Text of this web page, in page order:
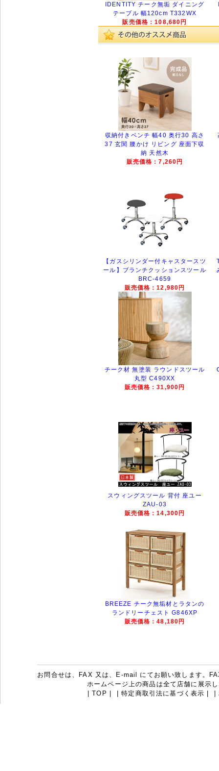
IDENTITY チーク無垢 ダイニング
テーブル 幅120cm T332WX
販売価格：108,680円
収納付きベンチ 幅40 奥行30 高さ
37 玄関 腰かけ リビング 座面下収
納 天然木
販売価格：7,260円
【ガスシリンダー付キャスタースツ
ール】ブランチクッションスツール
BRC-4659
販売価格：12,980円
チーク材 無塗装 ラウンドスツール
丸型 C490XX
販売価格：31,900円
スウィングスツール 背付 座ユー
ZAU-03
販売価格：14,300円
BREEZE チーク無垢材とラタンの
ランドリーチェスト G846XP
販売価格：48,180円
お問合せは、FAX 又は、E-mail にてお願い致します。
ホームページ上の商品は全て店舗に展示
|TOP |特定商取引法に基づく表示 |